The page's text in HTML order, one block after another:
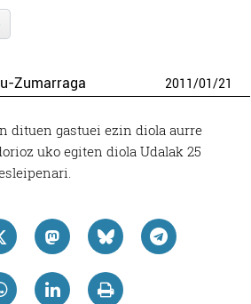
Zumarraga 2011/01/21
dituen gastuei ezin diola aurre
uko egiten diola Udalak 25